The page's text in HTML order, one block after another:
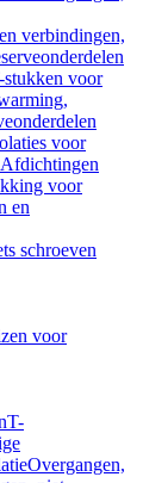
verbindingen,
stukken voor
voor
Afdichtingen
voor
en
schroeven
voor
T-
Overgangen,